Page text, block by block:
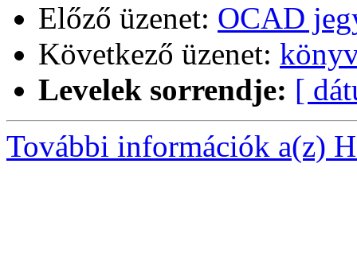
Előző üzenet: OCAD
Következő üzenet:
Levelek sorrendje: [
További információk a(z)